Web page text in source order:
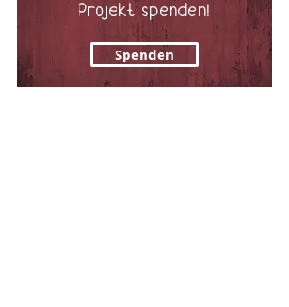
Projekt spenden!
Spenden